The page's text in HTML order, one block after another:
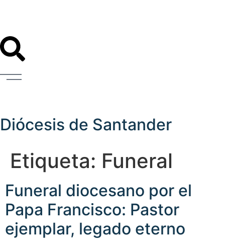
Diócesis de Santander
Etiqueta: Funeral
Funeral diocesano por el
Papa Francisco: Pastor
ejemplar, legado eterno